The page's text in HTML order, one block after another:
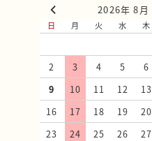
2026年 8月
日 月 火 水 木
2
3 4 5 6
9
10 11 12 13
16
17 18 19 20
23
24 25 26 27